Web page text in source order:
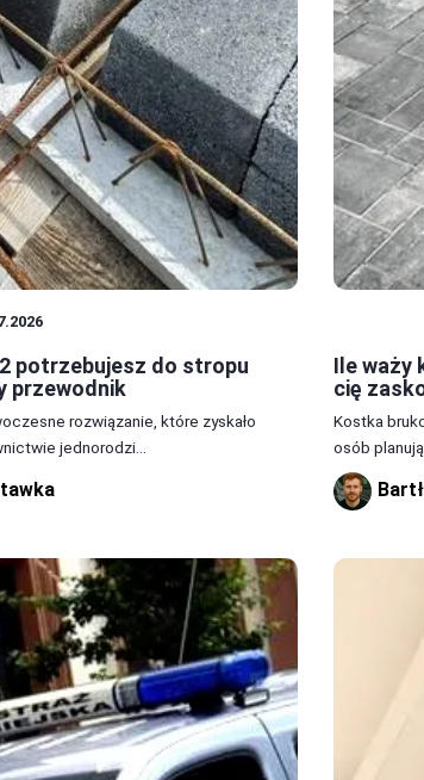
potrzebujesz do stropu
przewodnik
rozwiązanie, które zyskało
jednorodzi...
Ile waży
cię
Kostka
osób